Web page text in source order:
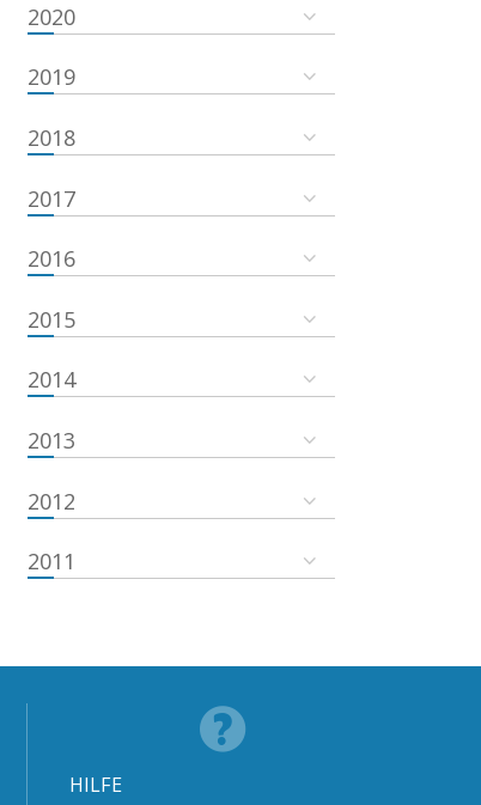
2020
2019
2018
2017
2016
2015
2014
2013
2012
2011
HILFE